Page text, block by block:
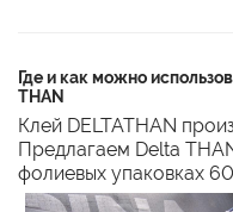
Где и как можно
THAN
Клей DELTATHAN
Предлагаем Delta
фолиевых упаковках